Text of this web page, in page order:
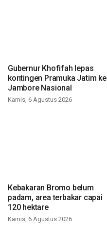
Gubernur Khofifah lepas
kontingen Pramuka Jatim ke
Jambore Nasional
Kamis, 6 Agustus 2026
Kebakaran Bromo belum
padam, area terbakar capai
120 hektare
Kamis, 6 Agustus 2026